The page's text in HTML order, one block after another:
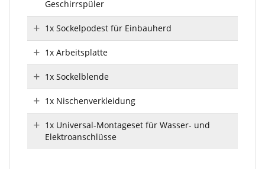
Geschirrspüler
1x Sockelpodest für Einbauherd
1x Arbeitsplatte
1x Sockelblende
1x Nischenverkleidung
1x Universal-Montageset für Wasser- und
Elektroanschlüsse